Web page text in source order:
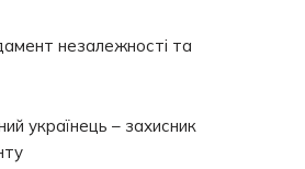
незалежності та
українець – захисник